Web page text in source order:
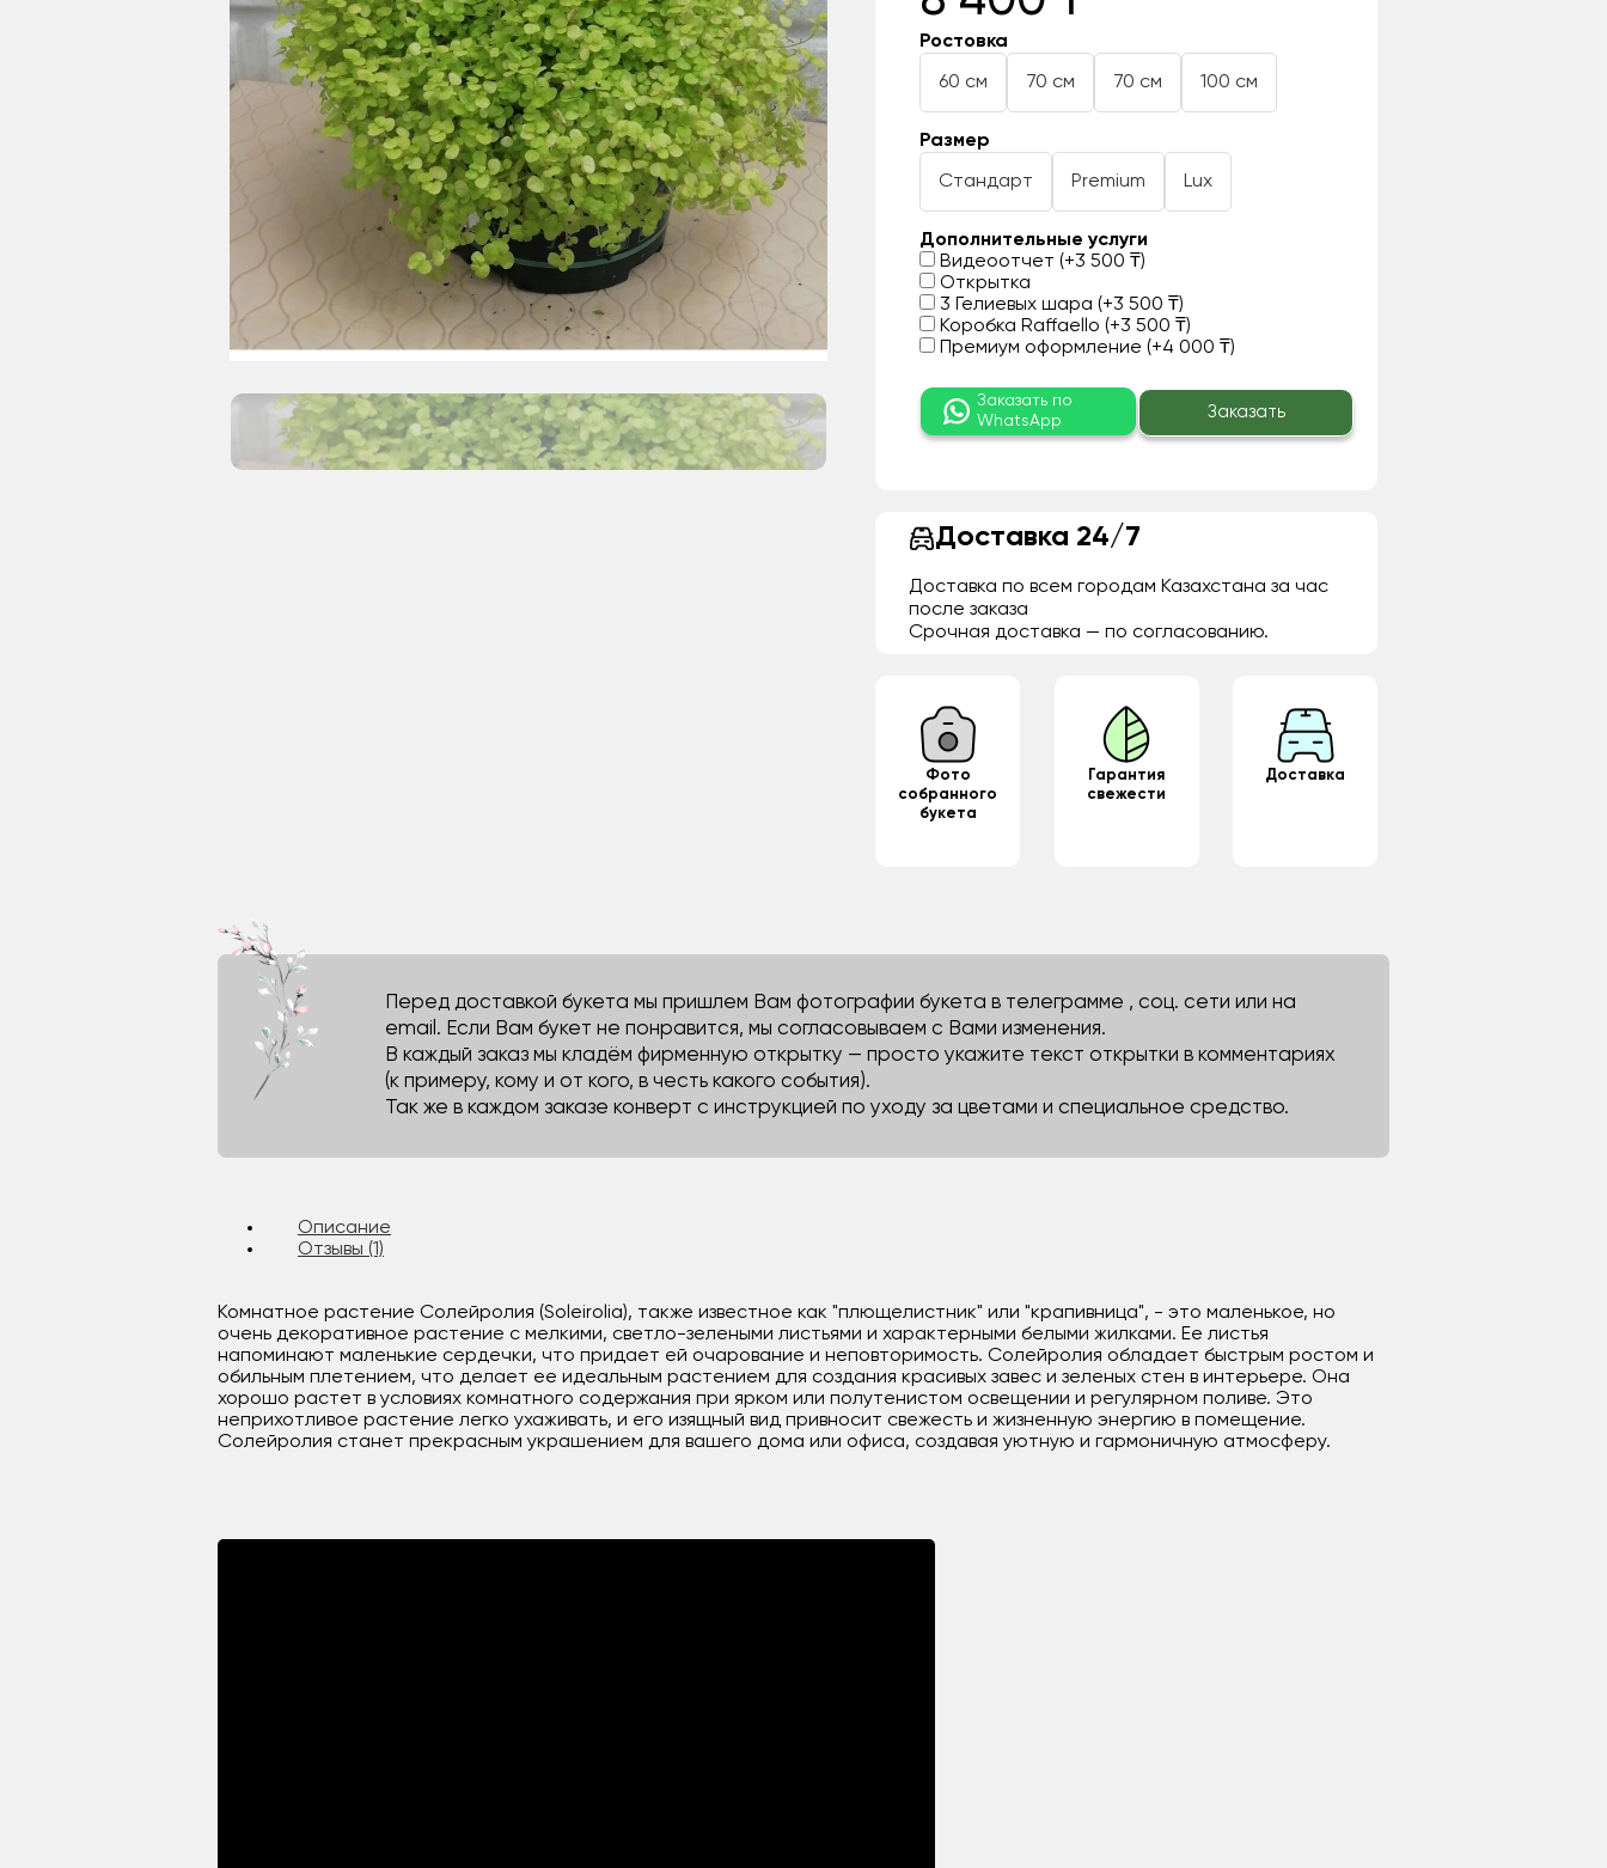
Ростовка
60 см 70 см 70 см 100 см
Размер
Стандарт Premium Lux
Дополнительные услуги
Видеоотчет (+3 500 ₸)
Открытка
3 Гелиевых шара (+3 500 ₸)
Коробка Raffaello (+3 500 ₸)
Премиум оформление (+4 000 ₸)
Заказать по
WhatsApp
Заказать
Доставка 24/7
Доставка по всем городам Казахстана за час
после заказа
Срочная доставка — по согласованию.
Фото
собранного
букета
Гарантия
свежести
Доставка
Перед доставкой букета мы пришлем Вам фотографии букета в телеграмме , соц. сети или на
email. Если Вам букет не понравится, мы согласовываем с Вами изменения.
В каждый заказ мы кладём фирменную открытку — просто укажите текст открытки в комментариях
(к примеру, кому и от кого, в честь какого события).
Так же в каждом заказе конверт с инструкцией по уходу за цветами и специальное средство.
Описание
Отзывы (1)
Комнатное растение Солейролия (Soleirolia), также известное как "плющелистник" или "крапивница", - это маленькое, но
очень декоративное растение с мелкими, светло-зелеными листьями и характерными белыми жилками. Ее листья
напоминают маленькие сердечки, что придает ей очарование и неповторимость. Солейролия обладает быстрым ростом и
обильным плетением, что делает ее идеальным растением для создания красивых завес и зеленых стен в интерьере. Она
хорошо растет в условиях комнатного содержания при ярком или полутенистом освещении и регулярном поливе. Это
неприхотливое растение легко ухаживать, и его изящный вид привносит свежесть и жизненную энергию в помещение.
Солейролия станет прекрасным украшением для вашего дома или офиса, создавая уютную и гармоничную атмосферу.